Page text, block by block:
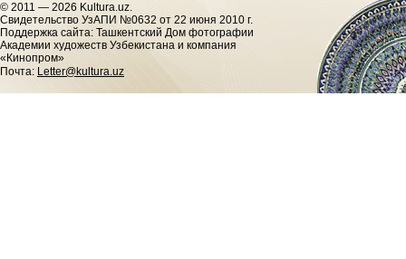
© 2011 — 2026 Kultura.uz.
Cвидетельство УзАПИ №0632 от 22 июня 2010 г.
Поддержка сайта: Ташкентский Дом фотографии
Академии художеств Узбекистана и компания
«Кинопром»
Почта: Letter@kultura.uz